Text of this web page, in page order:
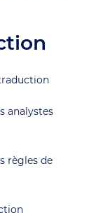
analystes
règles de